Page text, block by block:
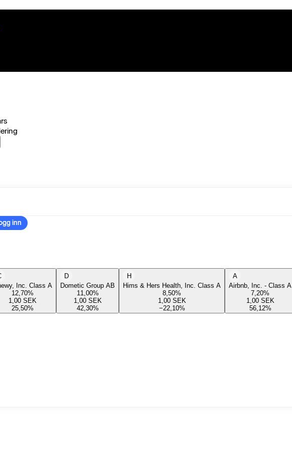
inn
Inc. Class A
12,70%
1,00 SEK
25,50%
D
Dometic Group AB
11,00%
1,00 SEK
42,30%
H
Hims & Hers Health, Inc. Class A
8,50%
1,00 SEK
−22,10%
A
Airbnb, Inc. - Class A
7,20%
1,00 SEK
56,12%